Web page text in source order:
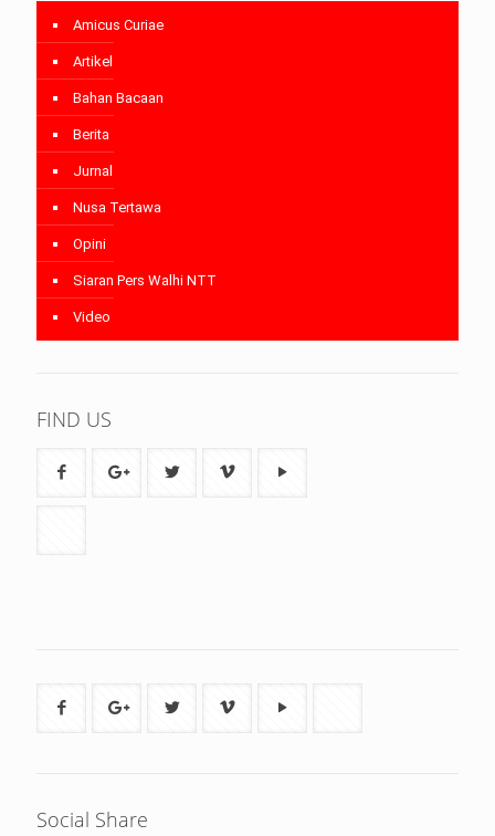
Amicus Curiae
Artikel
Bahan Bacaan
Berita
Jurnal
Nusa Tertawa
Opini
Siaran Pers Walhi NTT
Video
FIND US
Social Share